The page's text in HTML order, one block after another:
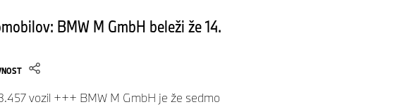
BMW M GmbH beleži že 14.
vozil +++ BMW M GmbH je že sedmo